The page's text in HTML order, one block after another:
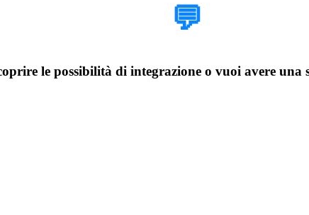
💬
le possibilità di integrazione o vuoi avere una